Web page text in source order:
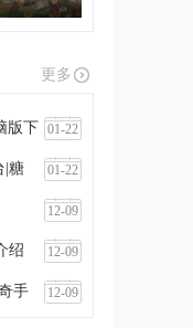
更多
01-22
版下
01-22
|糖
12-09
12-09
绍
12-09
手